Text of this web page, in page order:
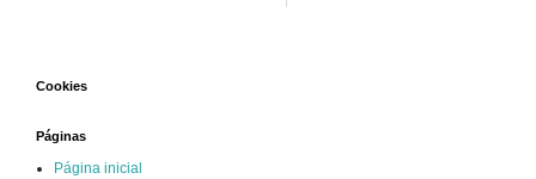
Cookies
Páginas
Página inicial